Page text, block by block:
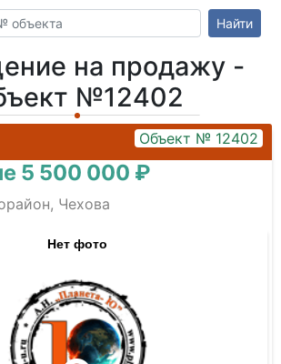
Найти
на продажу -
№12402
Объект № 12402
5 500 000 ₽
Чехова
Нет фото